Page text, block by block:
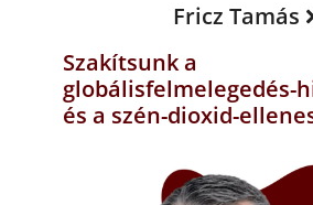
Fricz Tamás
Szakítsunk a
globálisfelmelegedés-
és a szén-dioxid-